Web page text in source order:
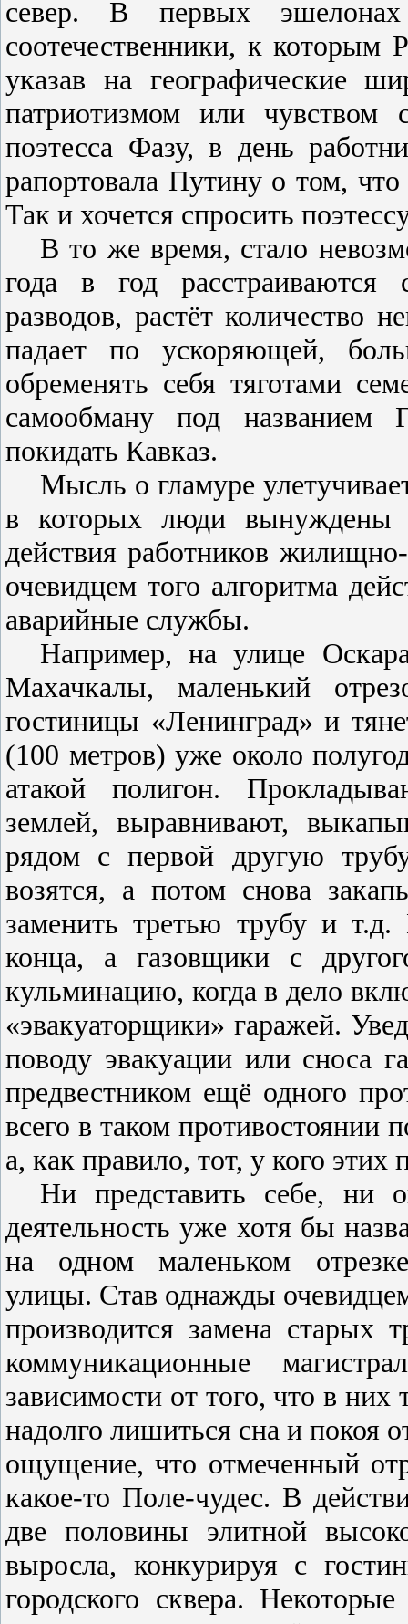
север. В первых
соотечественники, к которым
указав на географические
патриотизмом или чувством
поэтесса Фазу, в день
рапортовала Путину о том,
Так и хочется спросить
В то же время, стало
года в год расстраиваются
разводов, растёт количество
падает по ускоряющей,
обременять себя тяготами
самообману под названием
покидать Кавказ.
Мысль о гламуре
в которых люди вынуждены
действия работников
очевидцем того алгоритма
аварийные службы.
Например, на улице
Махачкалы, маленький
гостиницы «Ленинград» и
(100 метров) уже около
атакой полигон.
землей, выравнивают,
рядом с первой другую
возятся, а потом снова
заменить третью трубу и т.д.
конца, а газовщики с
кульминацию, когда в дело
«эвакуаторщики» гаражей.
поводу эвакуации или сноса
предвестником ещё одного
всего в таком противостоянии
а, как правило, тот, у кого этих
Ни представить себе, ни
деятельность уже хотя бы
на одном маленьком
улицы. Став однажды
производится замена старых
коммуникационные
зависимости от того, что в
надолго лишиться сна и покоя
ощущение, что отмеченный
какое-то Поле-чудес. В
две половины элитной
выросла, конкурируя с
городского сквера.